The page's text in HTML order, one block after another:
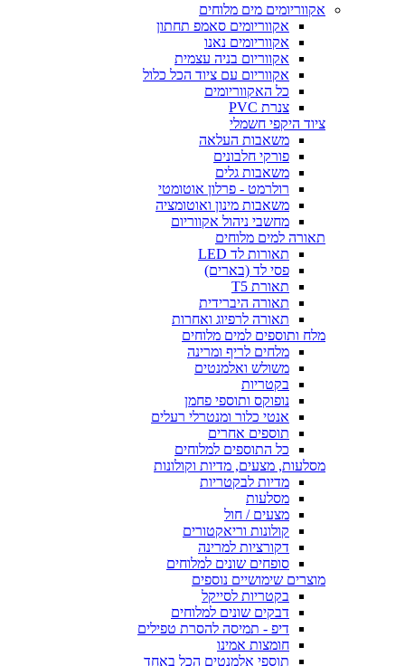
אקווריומים מים מלוחים
אקווריומים סאמפ תחתון
אקווריומים נאנו
אקווריום בניה עצמית
אקווריום עם ציוד הכל כלול
כל האקווריומים
צנרת PVC
ציוד היקפי חשמלי
משאבות העלאה
פורקי חלבונים
משאבות גלים
רולרמט - פרלון אוטומטי
משאבות מינון ואוטומציה
מחשבי ניהול אקווריום
תאורה למים מלוחים
תאורות לד LED
פסי לד (בארים)
תאורת T5
תאורה היברידית
תאורה לרפיוג ואחרות
מלח ותוספים למים מלוחים
מלחים לריף ומרינה
משולש ואלמנטים
בקטריות
נופוקס ותוספי פחמן
אנטי כלור ומנטרלי רעלים
תוספים אחרים
כל התוספים למלוחים
מסלעות, מצעים, מדיות וקולונות
מדיות לבקטריות
מסלעות
מצעים / חול
קולונות וריאקטורים
דקורציות למרינה
סופחים שונים למלוחים
מוצרים שימושיים נוספים
בקטריות לסייקל
דבקים שונים למלוחים
דיפ - תמיסה להסרת טפילים
חומצות אמינו
תוספי אלמנטים הכל באחד